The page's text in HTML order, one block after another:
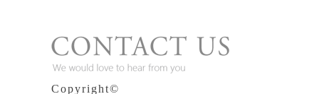
Copyright©